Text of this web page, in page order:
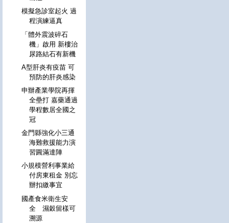
模擬急診室起火 過
程演練逼真
「體外震波碎石
機」啟用 新樓治
尿路結石有新機
A型肝炎有疫苗 可
預防的肝炎感染
申辦產業學院再揮
全壘打 嘉藥通過
學程數居全國之
冠
金門縣強化小三通
海難救援能力演
習圓滿達陣
小規模營利事業給
付房東租金 別忘
辦扣繳事宜
國產食米衛生安
全 濕穀留樣可
溯源